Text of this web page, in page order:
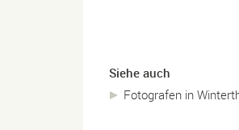
Siehe auch
Fotografen in